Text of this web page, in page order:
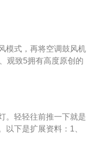
动模式，就可以根据
方式是向外拉控制
去。2.转向灯集成在外
向是往下拨一下灯光控
雾、下雪或大雨天气，
没有其它照明设备，
模式，再将空调鼓风机
观致5拥有高度原创的
度非常高。2、观致5
高。3、观致5内饰以
全完备，按键的空调
5官方还大胆的抛出了
无忧的保障。
。轻轻往前推一下就是
下是扩展资料：1、
以拨杆式为主，也最